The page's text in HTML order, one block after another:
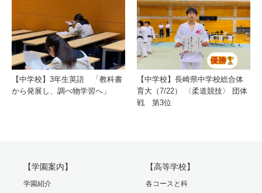
【中学校】3年生英語 「教科書
から発展し、調べ物学習へ」
【中学校】長崎県中学校総合体
育大（7/22） 〈柔道競技〉 団体
戦 第3位
【学園案内】
学園紹介
【高等学校】
各コースと科